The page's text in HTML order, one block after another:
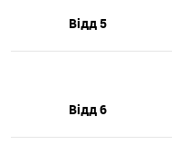
Відд 5
Відд 6